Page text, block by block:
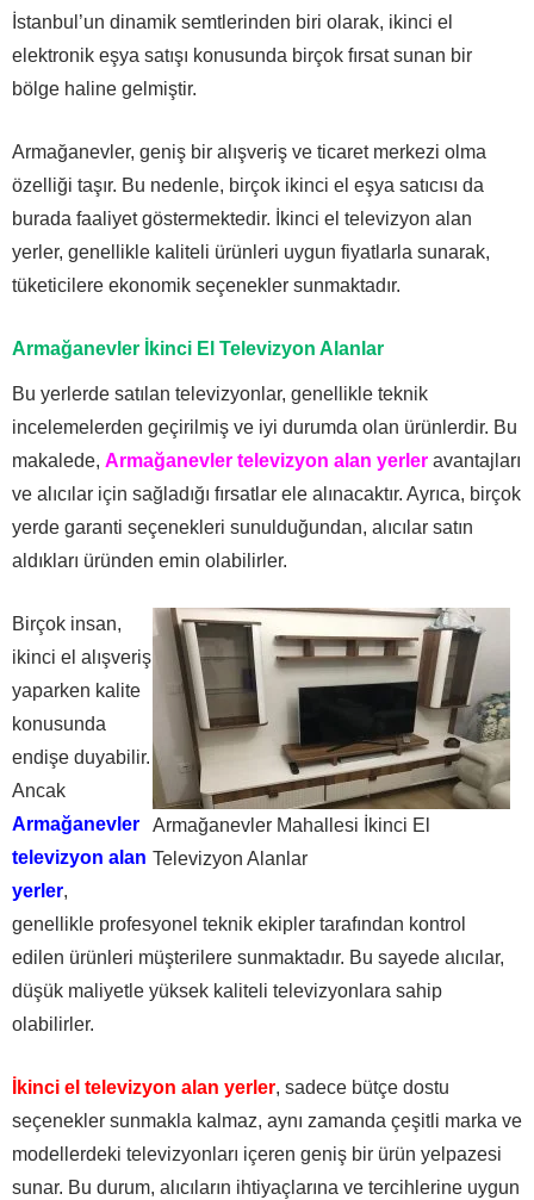
İstanbul’un dinamik semtlerinden biri olarak, ikinci el
elektronik eşya satışı konusunda birçok fırsat sunan bir
bölge haline gelmiştir.
Armağanevler, geniş bir alışveriş ve ticaret merkezi olma
özelliği taşır. Bu nedenle, birçok ikinci el eşya satıcısı da
burada faaliyet göstermektedir. İkinci el televizyon alan
yerler, genellikle kaliteli ürünleri uygun fiyatlarla sunarak,
tüketicilere ekonomik seçenekler sunmaktadır.
Armağanevler İkinci El Televizyon Alanlar
Bu yerlerde satılan televizyonlar, genellikle teknik
incelemelerden geçirilmiş ve iyi durumda olan ürünlerdir. Bu
makalede, Armağanevler televizyon alan yerler avantajları
ve alıcılar için sağladığı fırsatlar ele alınacaktır. Ayrıca, birçok
yerde garanti seçenekleri sunulduğundan, alıcılar satın
aldıkları üründen emin olabilirler.
Armağanevler Mahallesi İkinci El
Televizyon Alanlar
Birçok insan,
ikinci el alışveriş
yaparken kalite
konusunda
endişe duyabilir.
Ancak
Armağanevler
televizyon alan
yerler,
genellikle profesyonel teknik ekipler tarafından kontrol
edilen ürünleri müşterilere sunmaktadır. Bu sayede alıcılar,
düşük maliyetle yüksek kaliteli televizyonlara sahip
olabilirler.
İkinci el televizyon alan yerler, sadece bütçe dostu
seçenekler sunmakla kalmaz, aynı zamanda çeşitli marka ve
modellerdeki televizyonları içeren geniş bir ürün yelpazesi
sunar. Bu durum, alıcıların ihtiyaçlarına ve tercihlerine uygun